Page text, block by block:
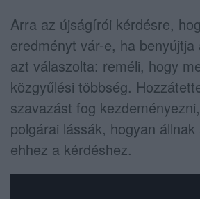
Arra az újságírói kérdésre,
eredményt vár-e, ha
azt válaszolta: reméli, hogy
közgyűlési többség.
szavazást fog
polgárai lássák, hogyan
ehhez a kérdéshez.